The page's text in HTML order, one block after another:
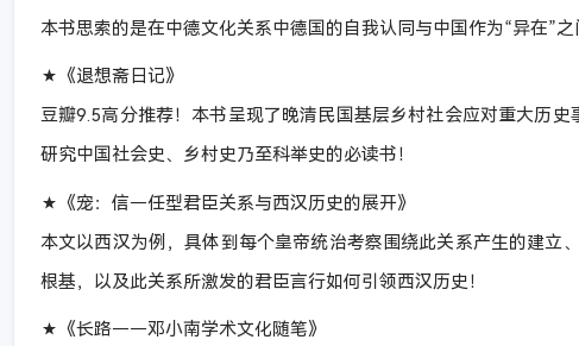
本书思索的是在中德文化关系中德国的自我认同与中国作为“异在”
★《退想斋日记》
豆瓣9.5高分推荐！本书呈现了晚清民国基层乡村社会应对重大历
研究中国社会史、乡村史乃至科举史的必读书！
★《宠：信－任型君臣关系与西汉历史的展开》
本文以西汉为例，具体到每个皇帝统治考察围绕此关系产生的建立
根基，以及此关系所激发的君臣言行如何引领西汉历史！
★《长路——邓小南学术文化随笔》